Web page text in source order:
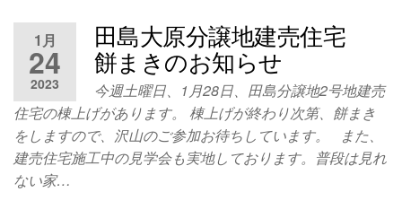
1月
24
2023
田島大原分譲地建売住宅
餅まきのお知らせ
今週土曜日、1月28日、田島分譲地2号地建売
住宅の棟上げがあります。 棟上げが終わり次第、餅まき
をしますので、沢山のご参加お待ちしています。 また、
建売住宅施工中の見学会も実地しております。普段は見れ
ない家…